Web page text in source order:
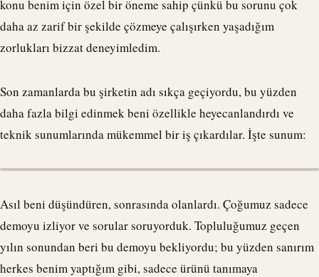
konu benim için özel bir öneme sahip çünkü bu sorunu çok
daha az zarif bir şekilde çözmeye çalışırken yaşadığım
zorlukları bizzat deneyimledim.
Son zamanlarda bu şirketin adı sıkça geçiyordu, bu yüzden
daha fazla bilgi edinmek beni özellikle heyecanlandırdı ve
teknik sunumlarında mükemmel bir iş çıkardılar. İşte sunum:
Asıl beni düşündüren, sonrasında olanlardı. Çoğumuz sadece
demoyu izliyor ve sorular soruyorduk. Topluluğumuz geçen
yılın sonundan beri bu demoyu bekliyordu; bu yüzden sanırım
herkes benim yaptığım gibi, sadece ürünü tanımaya